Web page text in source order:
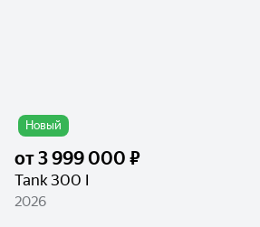
Новый
от3 999 000 ₽
Tank 300 I
2026